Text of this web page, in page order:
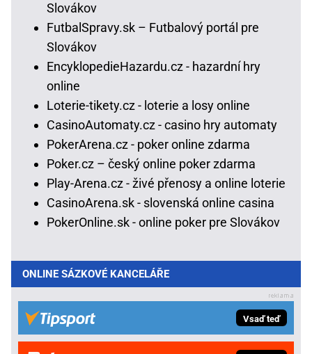
Slovákov
FutbalSpravy.sk – Futbalový portál pre
Slovákov
EncyklopedieHazardu.cz - hazardní hry
online
Loterie-tikety.cz - loterie a losy online
CasinoAutomaty.cz - casino hry automaty
PokerArena.cz - poker online zdarma
Poker.cz – český online poker zdarma
Play-Arena.cz - živé přenosy a online loterie
CasinoArena.sk - slovenská online casina
PokerOnline.sk - online poker pre Slovákov
ONLINE SÁZKOVÉ KANCELÁŘE
Vsaď teď